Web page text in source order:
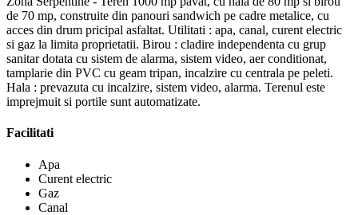
de 70 mp, construite din panouri sandwich pe cadre metalice, cu
acces din drum pricipal asfaltat. Utilitati : apa, canal, curent electric
si gaz la limita proprietatii. Birou : cladire independenta cu grup
sanitar dotata cu sistem de alarma, sistem video, aer conditionat,
tamplarie din PVC cu geam tripan, incalzire cu centrala pe peleti.
Hala : prevazuta cu incalzire, sistem video, alarma. Terenul este
imprejmuit si portile sunt automatizate.
Facilitati
Apa
Curent electric
Gaz
Canal